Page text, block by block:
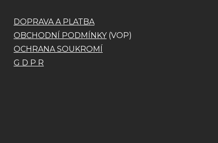
DOPRAVA A PLATBA
OBCHODNÍ PODMÍNKY(VOP)
OCHRANA SOUKROMÍ
G D P R